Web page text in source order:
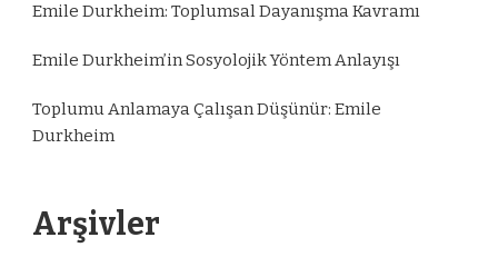
Emile Durkheim: Toplumsal Dayanışma Kavramı
Emile Durkheim’in Sosyolojik Yöntem Anlayışı
Toplumu Anlamaya Çalışan Düşünür: Emile
Durkheim
Arşivler